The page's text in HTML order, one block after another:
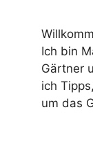
Ich bin
Gärtner
ich
um das